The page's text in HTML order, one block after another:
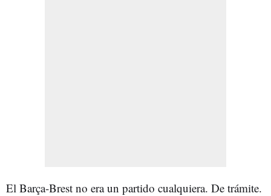
El Barça-Brest no era un partido cualquiera. De trámite.